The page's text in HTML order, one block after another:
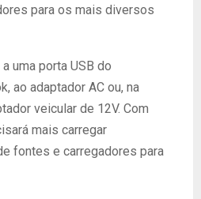
para os mais diversos
uma porta USB do
ao adaptador AC ou, na
veicular de 12V. Com
mais carregar
fontes e carregadores para